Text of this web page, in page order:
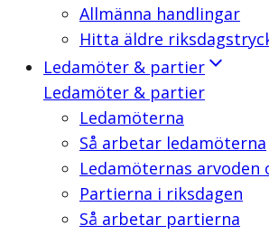
Allmänna handlingar
Hitta äldre
Ledamöter & partier
Ledamöter & partier
Ledamöterna
Så arbetar ledamöterna
Ledamöternas arvoden
Partierna i riksdagen
Så arbetar partierna